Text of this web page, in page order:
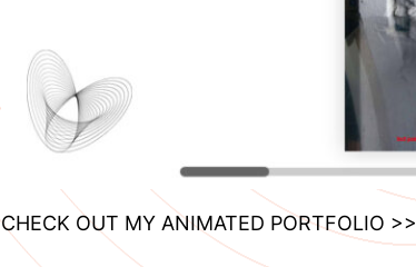
CHECK OUT MY ANIMATED PORTFOLIO >>